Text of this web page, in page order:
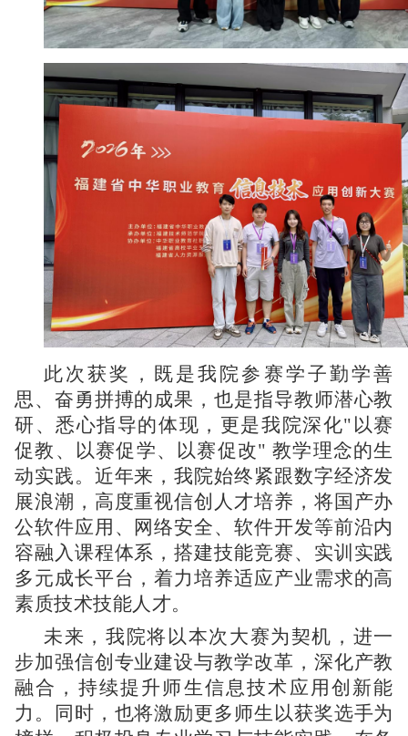
此次获奖，既是我院参赛学子勤学善
思、奋勇拼搏的成果，也是指导教师潜心教
研、悉心指导的体现，更是我院深化"以赛
促教、以赛促学、以赛促改" 教学理念的生
动实践。近年来，我院始终紧跟数字经济发
展浪潮，高度重视信创人才培养，将国产办
公软件应用、网络安全、软件开发等前沿内
容融入课程体系，搭建技能竞赛、实训实践
多元成长平台，着力培养适应产业需求的高
素质技术技能人才。
未来，我院将以本次大赛为契机，进一
步加强信创专业建设与教学改革，深化产教
融合，持续提升师生信息技术应用创新能
力。同时，也将激励更多师生以获奖选手为